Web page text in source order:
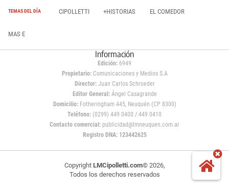
TEMAS DEL DÍA CIPOLLETTI +HISTORIAS EL COMEDOR
MAS E
Información
Edición: 6949
Propietario:Comunicaciones y Medios S.A
Director: Juan Carlos Schroeder
Editor General:Ángel Casagrande
Domicilio:Fotheringham 445, Neuquén (CP 8300)
Teléfono: (0299) 449 0400 / 449 0410
Contacto comercial: publicidad@lmneuquen.com.ar
Registro DNA: 123442625
Copyright LMCipolletti.com© 2026,
Todos los derechos reservados